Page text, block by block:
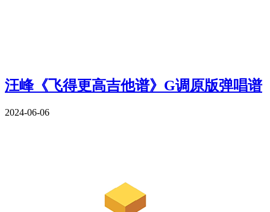
汪峰《飞得更高吉他谱》G调原版弹唱谱
2024-06-06